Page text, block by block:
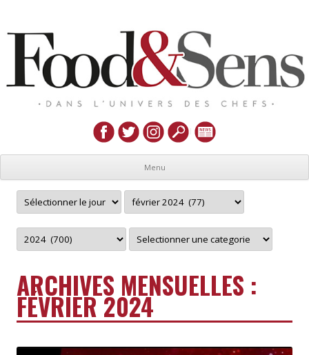
Menu
ARCHIVES MENSUELLES :
FÉVRIER 2024